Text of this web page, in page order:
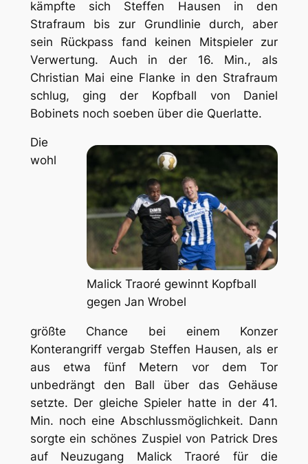
kämpfte sich Steffen Hausen in den
Strafraum bis zur Grundlinie durch, aber
sein Rückpass fand keinen Mitspieler zur
Verwertung. Auch in der 16. Min., als
Christian Mai eine Flanke in den Strafraum
schlug, ging der Kopfball von Daniel
Bobinets noch soeben über die Querlatte.
Malick Traoré gewinnt Kopfball
gegen Jan Wrobel
Die
wohl
größte Chance bei einem Konzer
Konterangriff vergab Steffen Hausen, als er
aus etwa fünf Metern vor dem Tor
unbedrängt den Ball über das Gehäuse
setzte. Der gleiche Spieler hatte in der 41.
Min. noch eine Abschlussmöglichkeit. Dann
sorgte ein schönes Zuspiel von Patrick Dres
auf Neuzugang Malick Traoré für die